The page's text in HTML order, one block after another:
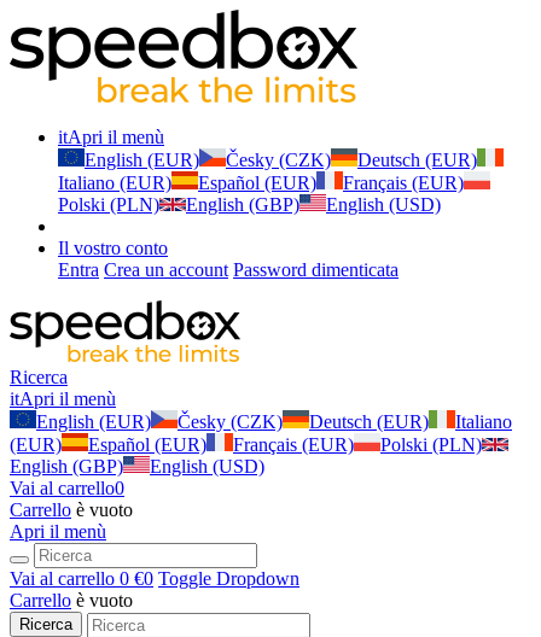
itApri il menù
English (EUR)
Česky (CZK)
Deutsch (EUR)
Italiano (EUR)
Español (EUR)
Français (EUR)
Polski (PLN)
English (GBP) English (USD)
Il vostro conto
Entra Crea un account Password dimenticata
Ricerca
itApri il menù
English (EUR)
Česky (CZK) Deutsch (EUR)
Italiano
(EUR)
Español (EUR) Français (EUR)
Polski (PLN)
English (GBP)
English (USD)
Vai al carrello0
Carrello è vuoto
Apri il menù
Vai al carrello 0 €0 Toggle Dropdown
Carrello è vuoto
Ricerca